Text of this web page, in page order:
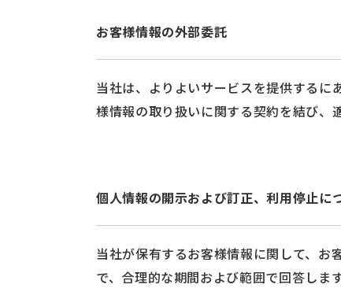
お客様情報の外部委託
当社は、よりよいサービスを提供するに
様情報の取り扱いに関する契約を結び、
個人情報の開示および訂正、利用停止に
当社が保有するお客様情報に関して、お
で、合理的な期間および範囲で回答しま